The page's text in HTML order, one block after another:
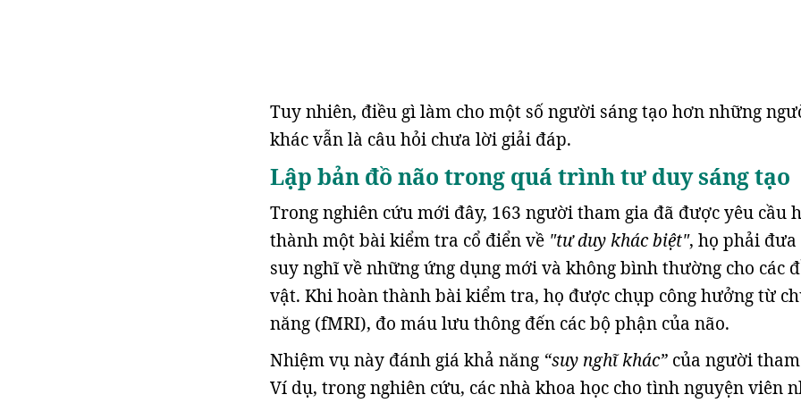
Tuy nhiên, điều gì làm cho một số người sáng tạo hơn những
khác vẫn là câu hỏi chưa lời giải đáp.
Lập bản đồ não trong quá trình tư duy sáng tạo
Trong nghiên cứu mới đây, 163 người tham gia đã được yêu cầu
thành một bài kiểm tra cổ điển về "tư duy khác biệt", họ phải
suy nghĩ về những ứng dụng mới và không bình thường cho các
vật. Khi hoàn thành bài kiểm tra, họ được chụp công hưởng từ
năng (fMRI), đo máu lưu thông đến các bộ phận của não.
Nhiệm vụ này đánh giá khả năng “suy nghĩ khác” của người
Ví dụ, trong nghiên cứu, các nhà khoa học cho tình nguyện viên